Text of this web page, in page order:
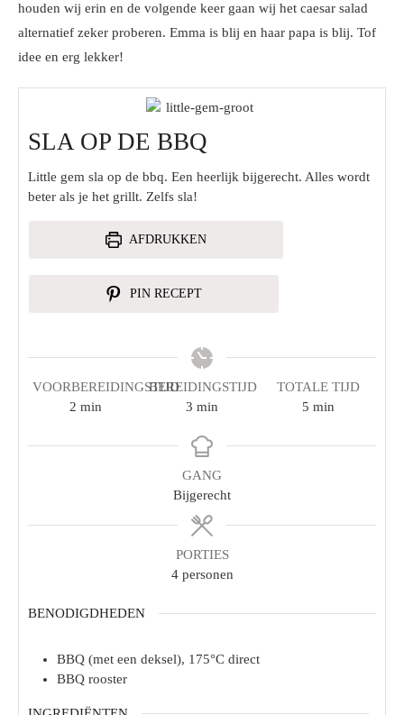
houden wij erin en de volgende keer gaan wij het caesar salad
alternatief zeker proberen. Emma is blij en haar papa is blij. Tof
idee en erg lekker!
SLA OP DE BBQ
Little gem sla op de bbq. Een heerlijk bijgerecht. Alles wordt
beter als je het grillt. Zelfs sla!
AFDRUKKEN
PIN RECEPT
VOORBEREIDINGSTIJD
2 min
BEREIDINGSTIJD
3 min
TOTALE TIJD
5 min
GANG
Bijgerecht
PORTIES
4 personen
BENODIGDHEDEN
BBQ (met een deksel), 175°C direct
BBQ rooster